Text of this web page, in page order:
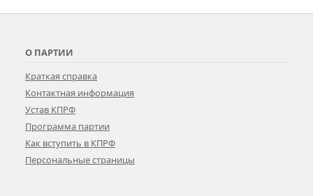
О ПАРТИИ
Краткая справка
Контактная информация
Устав КПРФ
Программа партии
Как вступить в КПРФ
Персональные страницы